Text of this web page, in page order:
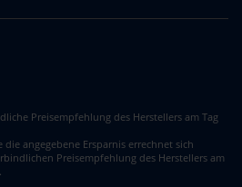
Preisempfehlung des Herstellers am Tag
angegebene Ersparnis errechnet sich
Preisempfehlung des Herstellers am